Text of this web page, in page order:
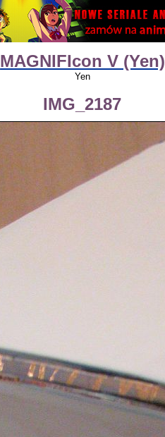
MAGNIFIcon V (Yen)
Yen
IMG_2187